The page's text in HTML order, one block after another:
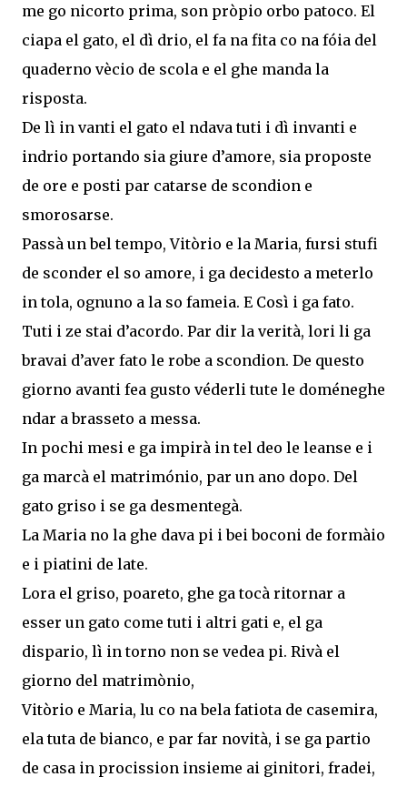
me go nicorto prima, son pròpio orbo patoco. El
ciapa el gato, el dì drio, el fa na fita co na fóia del
quaderno vècio de scola e el ghe manda la
risposta.
De lì in vanti el gato el ndava tuti i dì invanti e
indrio portando sia giure d’amore, sia proposte
de ore e posti par catarse de scondion e
smorosarse.
Passà un bel tempo, Vitòrio e la Maria, fursi stufi
de sconder el so amore, i ga decidesto a meterlo
in tola, ognuno a la so fameia. E Così i ga fato.
Tuti i ze stai d’acordo. Par dir la verità, lori li ga
bravai d’aver fato le robe a scondion. De questo
giorno avanti fea gusto véderli tute le doméneghe
ndar a brasseto a messa.
In pochi mesi e ga impirà in tel deo le leanse e i
ga marcà el matrimónio, par un ano dopo. Del
gato griso i se ga desmentegà.
La Maria no la ghe dava pi i bei boconi de formàio
e i piatini de late.
Lora el griso, poareto, ghe ga tocà ritornar a
esser un gato come tuti i altri gati e, el ga
dispario, lì in torno non se vedea pi. Rivà el
giorno del matrimònio,
Vitòrio e Maria, lu co na bela fatiota de casemira,
ela tuta de bianco, e par far novità, i se ga partio
de casa in procission insieme ai ginitori, fradei,